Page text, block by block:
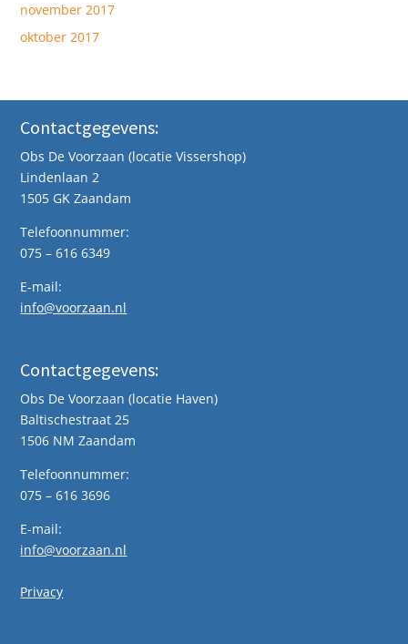
november 2017
oktober 2017
Contactgegevens:
Obs De Voorzaan (locatie Vissershop)
Lindenlaan 2
1505 GK Zaandam
Telefoonnummer:
075 – 616 6349
E-mail:
info@voorzaan.nl
Contactgegevens:
Obs De Voorzaan (locatie Haven)
Baltischestraat 25
1506 NM Zaandam
Telefoonnummer:
075 – 616 3696
E-mail:
info@voorzaan.nl
Privacy